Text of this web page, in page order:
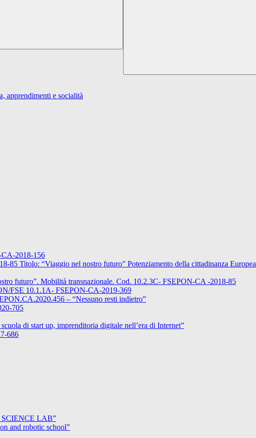
apprendimenti e socialità
CA-2018-156
85 Titolo: “Viaggio nel nostro futuro” Potenziamento della cittadinanza Europea
futuro”. Mobilità transnazionale. Cod. 10.2.3C- FSEPON-CA -2018-85
FSE 10.1.1A- FSEPON-CA-2019-369
– “Nessuno resti indietro”
705
di start up, imprenditoria digitale nell’era di Internet”
686
SCIENCE LAB”
and robotic school”